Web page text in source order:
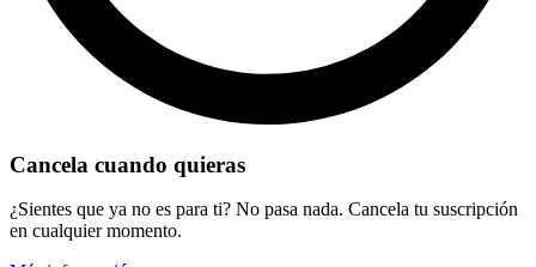
Cancela cuando quieras
¿Sientes que ya no es para ti? No pasa nada. Cancela tu suscripción
en cualquier momento.